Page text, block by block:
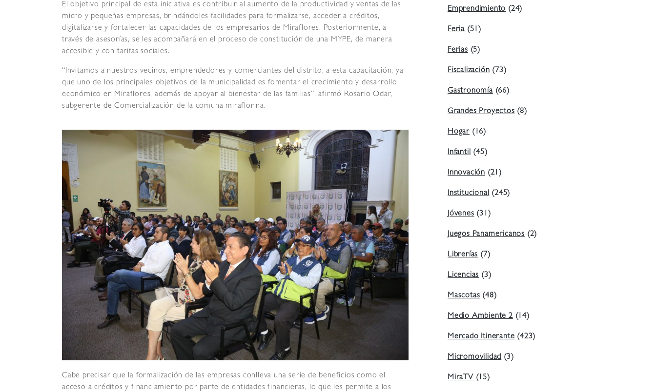
El objetivo principal de esta iniciativa es contribuir al aumento de la productividad y ventas de las
micro y pequeñas empresas, brindándoles facilidades para formalizarse, acceder a créditos,
digitalizarse y fortalecer las capacidades de los empresarios de Miraflores. Posteriormente, a
través de asesorías, se les acompañará en el proceso de constitución de una MYPE, de manera
accesible y con tarifas sociales.
“Invitamos a nuestros vecinos, emprendedores y comerciantes del distrito, a esta capacitación, ya
que uno de los principales objetivos de la municipalidad es fomentar el crecimiento y desarrollo
económico en Miraflores, además de apoyar al bienestar de las familias”, afirmó Rosario Odar,
subgerente de Comercialización de la comuna miraflorina.
Cabe precisar que la formalización de las empresas conlleva una serie de beneficios como el
acceso a créditos y financiamiento por parte de entidades financieras, lo que les permite a los
Emprendimiento(24)
Feria (51)
Ferias(5)
Fiscalización(73)
Gastronomía(66)
Grandes Proyectos(8)
Hogar (16)
Infantil(45)
Innovación (21)
Institucional(245)
Jóvenes(31)
Juegos Panamericanos (2)
Librerías(7)
Licencias(3)
Mascotas(48)
Medio Ambiente 2(14)
Mercado Itinerante(423)
Micromovilidad(3)
MiraTV(15)